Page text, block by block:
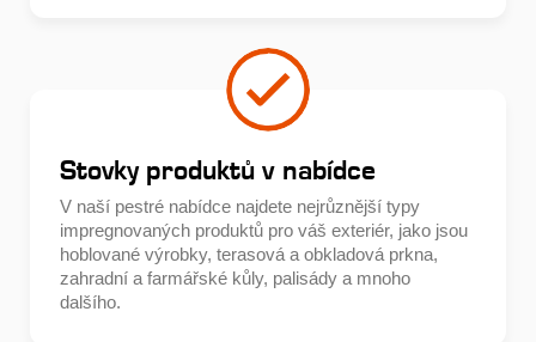
Stovky produktů v nabídce
V naší pestré nabídce najdete nejrůznější typy
impregnovaných produktů pro váš exteriér, jako jsou
hoblované výrobky, terasová a obkladová prkna,
zahradní a farmářské kůly, palisády a mnoho
dalšího.